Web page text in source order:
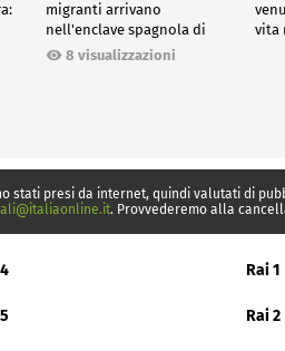
migranti arrivano
nell'enclave spagnola di
Ceuta8 visualizzazioni
vita
stati presi da internet, quindi valutati di
. Provvederemo alla
Rai 1
Rai 2